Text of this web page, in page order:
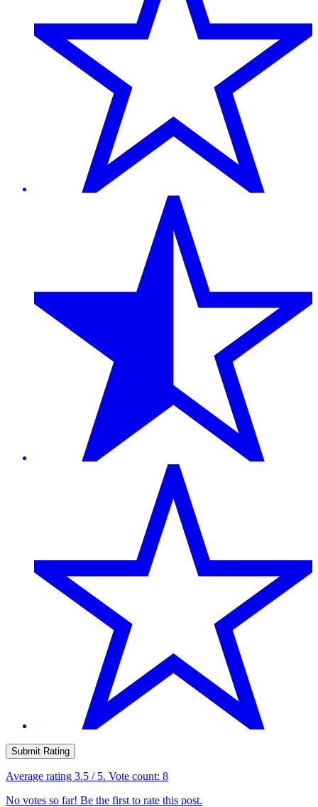
Submit Rating
Average rating 3.5 / 5. Vote count: 8
No votes so far! Be the first to rate this post.